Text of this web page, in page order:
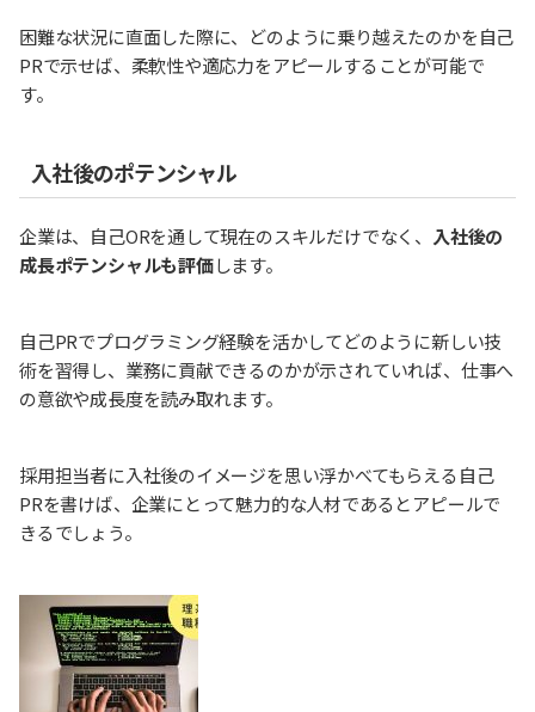
困難な状況に直面した際に、どのように乗り越えたのかを自己
PRで示せば、柔軟性や適応力をアピールすることが可能で
す。
入社後のポテンシャル
企業は、自己ORを通して現在のスキルだけでなく、 入社後の
成長ポテンシャルも評価します。
自己PRでプログラミング経験を活かしてどのように新しい技
術を習得し、業務に貢献できるのかが示されていれば、仕事へ
の意欲や成長度を読み取れます。
採用担当者に入社後のイメージを思い浮かべてもらえる自己
PRを書けば、企業にとって魅力的な人材であるとアピールで
きるでしょう。